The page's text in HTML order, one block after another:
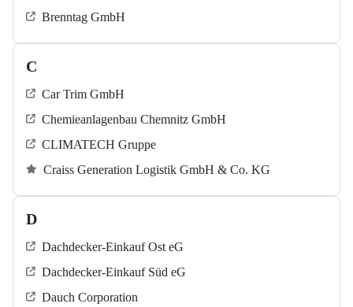
Brenntag GmbH
C
Car Trim GmbH
Chemieanlagenbau Chemnitz GmbH
CLIMATECH Gruppe
Craiss Generation Logistik GmbH & Co. KG
D
Dachdecker-Einkauf Ost eG
Dachdecker-Einkauf Süd eG
Dauch Corporation